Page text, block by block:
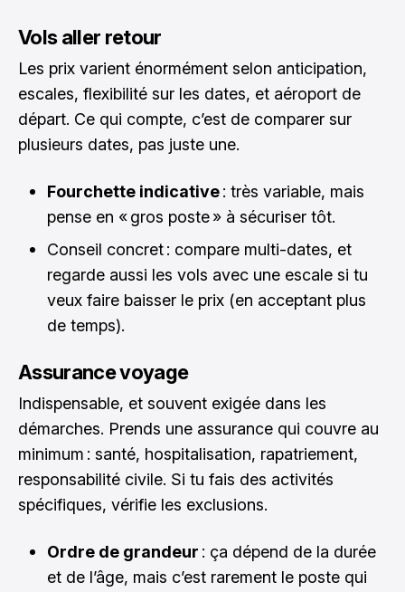
Vols aller retour
Les prix varient énormément selon anticipation,
escales, flexibilité sur les dates, et aéroport de
départ. Ce qui compte, c’est de comparer sur
plusieurs dates, pas juste une.
Fourchette indicative: très variable, mais
pense en « gros poste » à sécuriser tôt.
Conseil concret : compare multi-dates, et
regarde aussi les vols avec une escale si tu
veux faire baisser le prix (en acceptant plus
de temps).
Assurance voyage
Indispensable, et souvent exigée dans les
démarches. Prends une assurance qui couvre au
minimum : santé, hospitalisation, rapatriement,
responsabilité civile. Si tu fais des activités
spécifiques, vérifie les exclusions.
Ordre de grandeur : ça dépend de la durée
et de l’âge, mais c’est rarement le poste qui